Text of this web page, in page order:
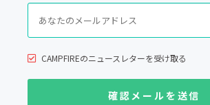
CAMPFIREのニュースレターを受け取る